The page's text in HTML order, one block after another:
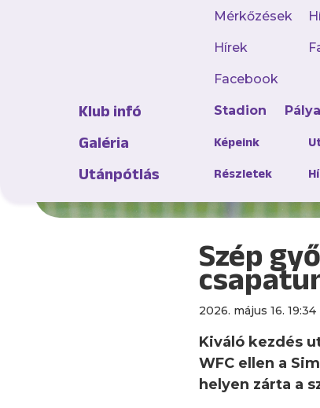
Mérkőzések
Hírek
Facebook
Klub infó Stadion
Galéria Képeink
Utánpótlás Részletek
Szép
2026. május 16. 19:34
Kiváló kezdés
WFC ellen a
helyen zárta a